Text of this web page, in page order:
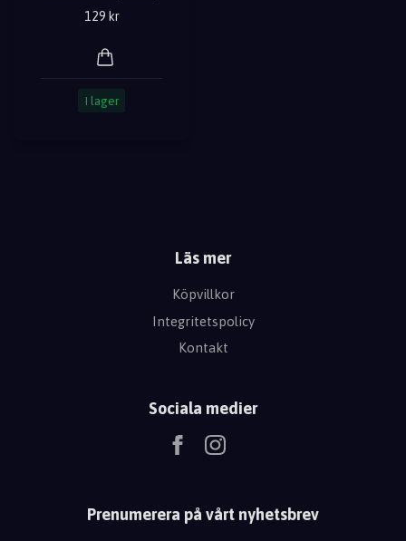
129 kr
I lager
Läs mer
Köpvillkor
Integritetspolicy
Kontakt
Sociala medier
Prenumerera på vårt nyhetsbrev